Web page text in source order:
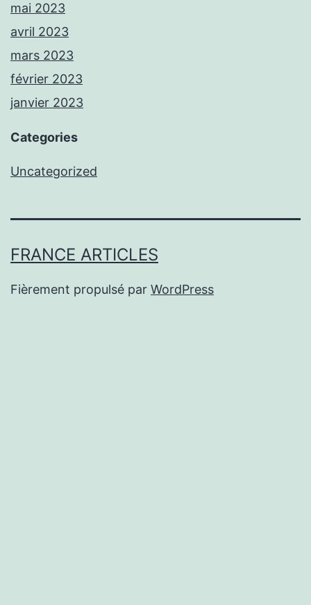
mai 2023
avril 2023
mars 2023
février 2023
janvier 2023
Categories
Uncategorized
FRANCE ARTICLES
Fièrement propulsé par WordPress